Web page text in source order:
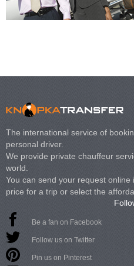
The international service of
personal driver.
We provide private chauffeur
world.
You can send your request
price for a trip or select the
Be a fan on Facebook
Follow us on Twitter
Pin us on Pinterest